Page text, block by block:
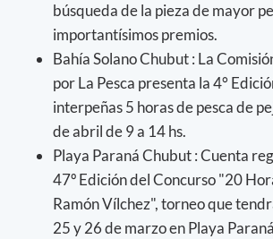
búsqueda de la pieza de mayor
importantísimos premios.
Bahía Solano Chubut : La
por La Pesca presenta la 4°
interpeñas 5 horas de pesca de
de abril de 9 a 14 hs.
Playa Paraná Chubut : Cuenta
47º Edición del Concurso "20
Ramón Vílchez", torneo que
25 y 26 de marzo en Playa